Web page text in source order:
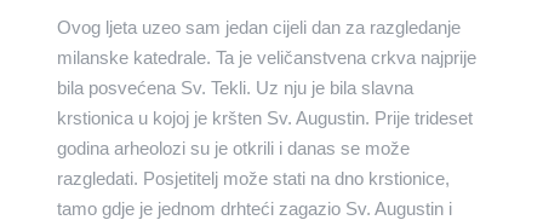
Ovog ljeta uzeo sam jedan cijeli dan za razgledanje
milanske katedrale. Ta je veličanstvena crkva najprije
bila posvećena Sv. Tekli. Uz nju je bila slavna
krstionica u kojoj je kršten Sv. Augustin. Prije trideset
godina arheolozi su je otkrili i danas se može
razgledati. Posjetitelj može stati na dno krstionice,
tamo gdje je jednom drhteći zagazio Sv. Augustin i